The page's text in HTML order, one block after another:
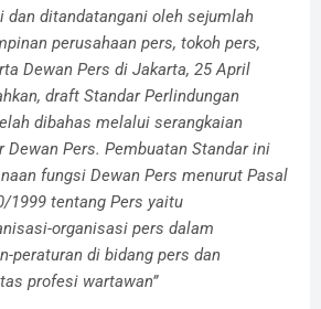
dan ditandatangani oleh sejumlah
perusahaan pers, tokoh pers,
Dewan Pers di Jakarta, 25 April
draft Standar Perlindungan
dibahas melalui serangkaian
Dewan Pers. Pembuatan Standar ini
fungsi Dewan Pers menurut Pasal
1999 tentang Pers yaitu
organisasi pers dalam
peraturan di bidang pers dan
profesi wartawan”